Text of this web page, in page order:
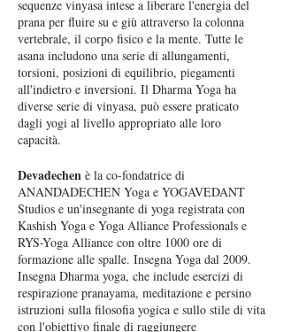
sequenze vinyasa intese a liberare l'energia del
prana per fluire su e giù attraverso la colonna
vertebrale, il corpo fisico e la mente. Tutte le
asana includono una serie di allungamenti,
torsioni, posizioni di equilibrio, piegamenti
all'indietro e inversioni. Il Dharma Yoga ha
diverse serie di vinyasa, può essere praticato
dagli yogi al livello appropriato alle loro
capacità.
Devadechen è la co-fondatrice di
ANANDADECHEN Yoga e YOGAVEDANT
Studios e un'insegnante di yoga registrata con
Kashish Yoga e Yoga Alliance Professionals e
RYS-Yoga Alliance con oltre 1000 ore di
formazione alle spalle. Insegna Yoga dal 2009.
Insegna Dharma yoga, che include esercizi di
respirazione pranayama, meditazione e persino
istruzioni sulla filosofia yogica e sullo stile di vita
con l'obiettivo finale di raggiungere